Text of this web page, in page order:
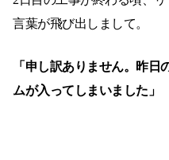
言葉が飛び出しまして。
「申し訳ありません。昨
ムが入ってしまいました」